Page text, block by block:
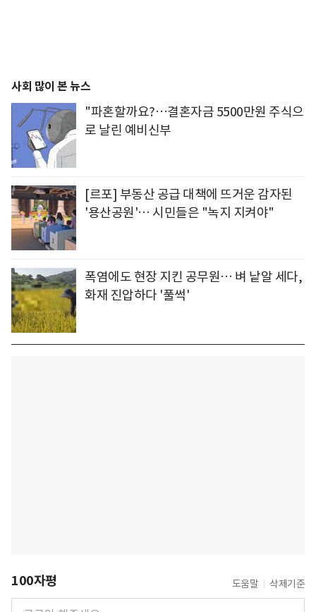
사회 많이 본 뉴스
"파혼할까요?…결혼자금 5500만원 주식으
로 날린 예비신부
[르포] 부동산 공급 대책에 뜨거운 감자된
'용산공원'… 시민들은 "녹지 지켜야"
폭염에도 현장 지킨 공무원… 벼 낱알 세다,
화재 진압하다 '풀썩'
100자평 도움말 삭제기준